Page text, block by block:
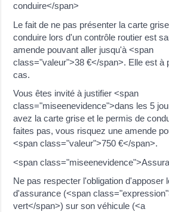
conduire</span>
Le fait de ne pas présenter la carte
conduire lors d'un contrôle routier est
amende pouvant aller jusqu'à <span
class="valeur">38 €</span>. Elle est à
cas.
Vous êtes invité à justifier <span
class="miseenevidence">dans les 5
avez la carte grise et le permis de
faites pas, vous risquez une amende
<span class="valeur">750 €</span>.
<span
Ne pas respecter l'obligation d'apposer
d'assurance (<span
vert</span>) sur son véhicule (<a